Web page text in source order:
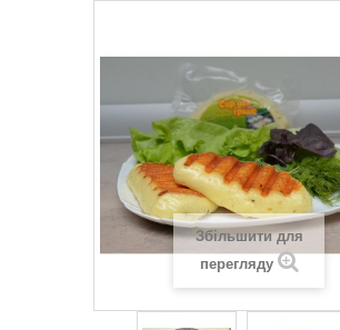
Збільшити для
перегляду